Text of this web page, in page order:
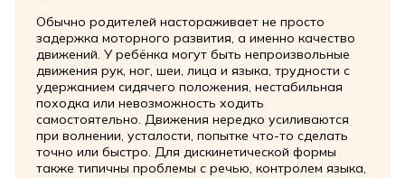
Обычно родителей настораживает не просто
задержка моторного развития, а именно качество
движений. У ребёнка могут быть непроизвольные
движения рук, ног, шеи, лица и языка, трудности с
удержанием сидячего положения, нестабильная
походка или невозможность ходить
самостоятельно. Движения нередко усиливаются
при волнении, усталости, попытке что-то сделать
точно или быстро. Для дискинетической формы
также типичны проблемы с речью, контролем языка,